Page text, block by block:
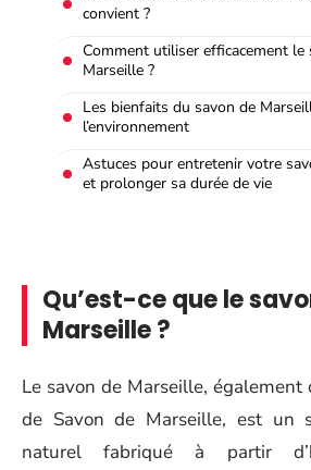
convient ?
Comment utiliser efficacement le
Marseille ?
Les bienfaits du savon de
l’environnement
Astuces pour entretenir votre
et prolonger sa durée de vie
Qu’est-ce que le
Marseille ?
Le savon de Marseille, également
de Savon de Marseille, est un
naturel fabriqué à partir